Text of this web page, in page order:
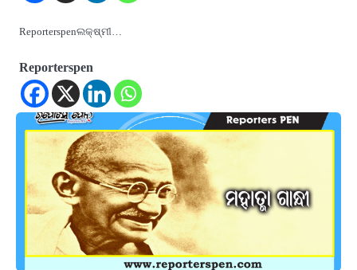
Reporterspenଲକ୍ଷ୍ମୀ…
Reporterspen